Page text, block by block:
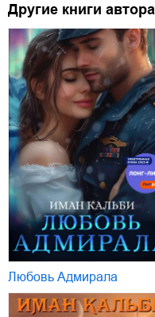
Другие книги автора
Любовь Адмирала